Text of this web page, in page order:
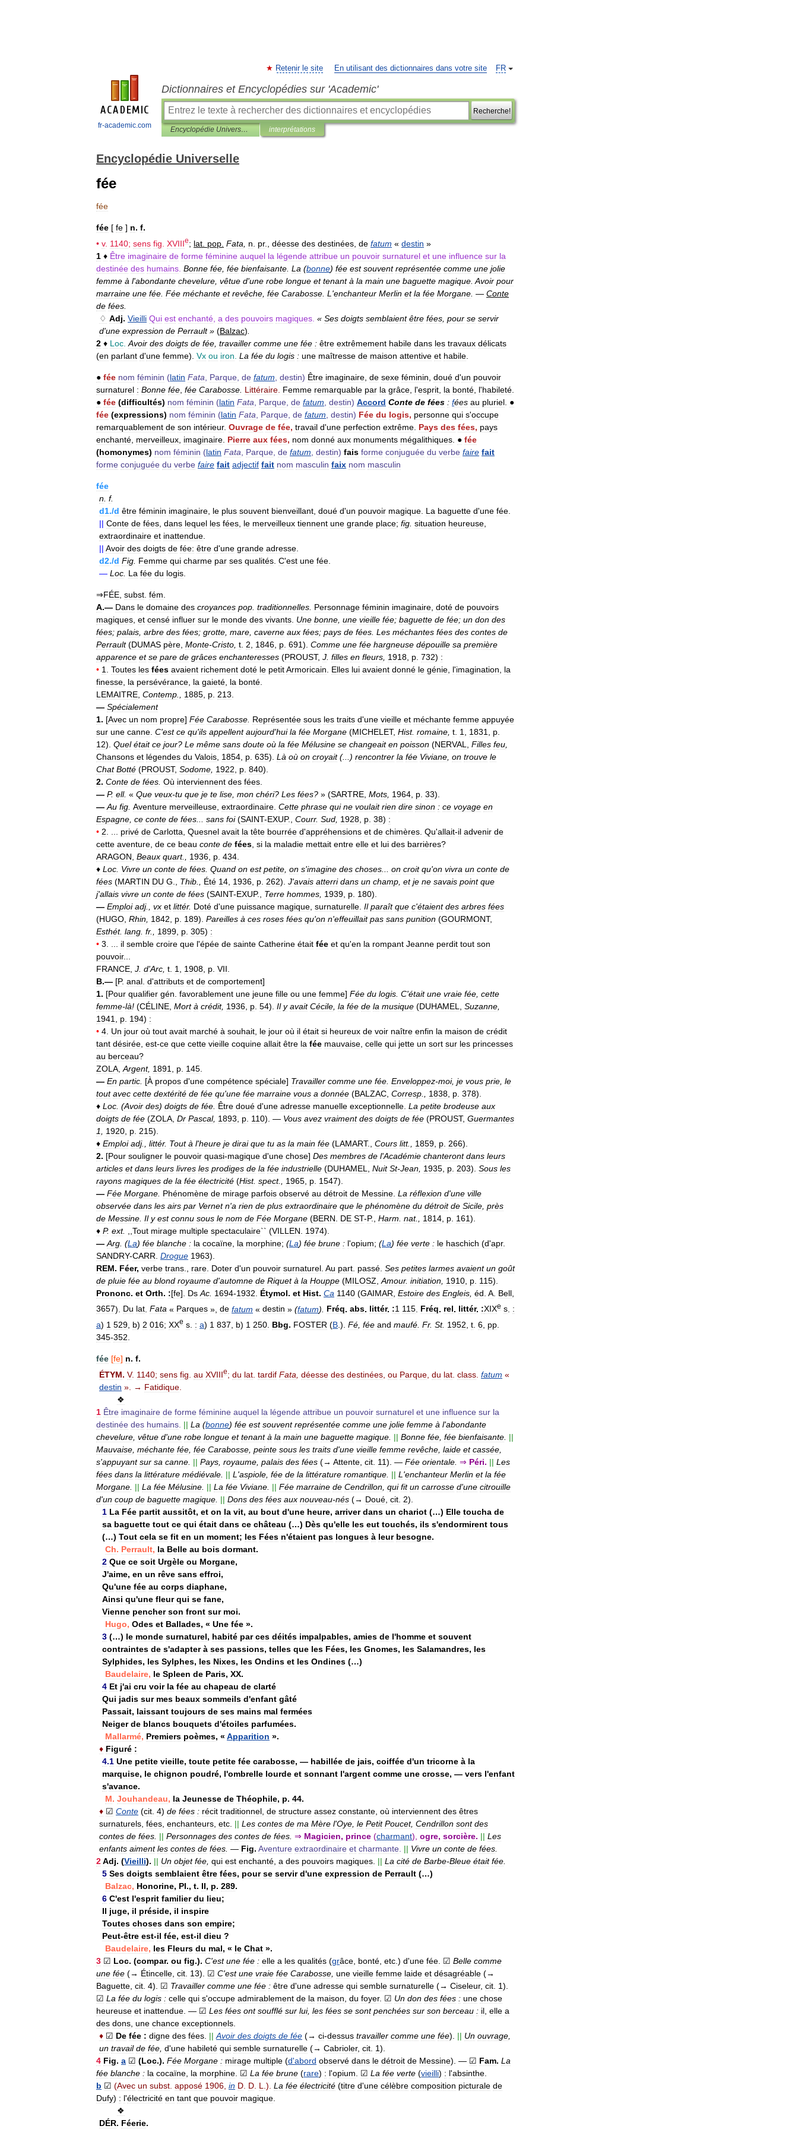
fr-academic.com
FR
Retenir le site En utilisant des dictionnaires dans votre site
Dictionnaires et Encyclopédies sur 'Academic'
Recherche!
Encyclopédie Universelle interprétations
Encyclopédie Universelle
fée
fée
fée [ fe ] n. f.
• v. 1140; sens fig XVIIIe; lat pop Fata n pr., déesse des destinées de fatum « destin »
1 ♦ Être imaginaire de forme féminine auquel la légende attribue un pouvoir surnaturel et une influence sur la
destinée des humains Bonne fée fée bienfaisante La (bonne) fée est souvent représentée comme une jolie
femme à l'abondante chevelure vêtue d'une robe longue et tenant à la main une baguette magique Avoir pour
marraine une fée Fée méchante et revêche fée Carabosse L 'enchanteur Merlin et la fée Morgane — Conte
de fées
♢ Adj. Vieilli Qui est enchanté a des pouvoirs magiques « Ses doigts semblaient être fées pour se servir
d'une expression de Perrault» (Balzac)
2 ♦ Loc Avoir des doigts de fée travailler comme une fée : être extrêmement habile dans les travaux délicats
(en parlant d'une femme). Vx ou iron La fée du logis : une maîtresse de maison attentive et habile
● fée nom féminin (latin Fata Parque de fatum destin) Être imaginaire de sexe féminin doué d'un pouvoir
surnaturel : Bonne fée fée Carabosse Littéraire Femme remarquable par la grâce l'esprit la bonté l'habileté
● fée (difficultés) nom féminin (latin Fata Parque de fatum destin) Accord Conte de fées : fées au pluriel ●
fée (expressions) nom féminin (latin Fata Parque de fatum destin) Fée du logis, personne qui s'occupe
remarquablement de son intérieur. Ouvrage de fée, travail d'une perfection extrême Pays des fées, pays
enchanté merveilleux imaginaire Pierre aux fées, nom donné aux monuments mégalithiques ● fée
(homonymes) nom féminin (latin Fata Parque de fatum destin) fais forme conjuguée du verbe faire fait
forme conjuguée du verbe faire fait adjectif fait nom masculin faix nom masculin
fée
n f.
d1./d être féminin imaginaire le plus souvent bienveillant doué d'un pouvoir magique La baguette d'une fée
|| Conte de fées dans lequel les fées le merveilleux tiennent une grande place; fig situation heureuse
extraordinaire et inattendue
|| Avoir des doigts de fée: être d'une grande adresse
d2./d Fig Femme qui charme par ses qualités C'est une fée
— Loc La fée du logis
⇒FÉE subst fém
A.— Dans le domaine des croyances pop traditionnelles Personnage féminin imaginaire doté de pouvoirs
magiques et censé influer sur le monde des vivants Une bonne une vieille fée; baguette de fée; un don des
fées; palais arbre des fées; grotte mare caverne aux fées; pays de fées Les méchantes fées des contes de
Perrault(DUMAS père Monte-Cristo t 2 1846 p 691). Comme une fée hargneuse dépouille sa première
apparence et se pare de grâces enchanteresses (PROUST, J filles en fleurs 1918 p 732) :
• 1 Toutes les fées avaient richement doté le petitArmoricain Elles lui avaient donné le génie l'imagination
la
finesse la persévérance la gaieté la bonté
LEMAITRE Contemp 1885 p 213
— Spécialement
1. [Avec un nom propre] Fée Carabosse Représentée sous les traits d'une vieille et méchante femme appuyée
sur une canne C'est ce qu'ils appellent aujourd'hui la fée Morgane (MICHELET, Hist. romaine t 1 1831 p
12). Quel était ce jour? Le même sans doute où la fée Mélusine se changeait en poisson (NERVAL Filles feu
Chansons et légendes du Valois 1854 p 635). Là où on croyait(...) rencontrer la fée Viviane on trouve le
Chat Botté (PROUST, Sodome 1922 p 840).
2. Conte de fées Où interviennent des fées
— P. ell. « Que veux-tu que je te lise mon chéri? Les fées? » (SARTRE Mots 1964 p 33).
— Au fig Aventure merveilleuse extraordinaire Cette phrase qui ne voulait rien dire sinon : ce voyage en
Espagne ce conte de fées sans foi(SAINT-EXUP., Courr. Sud 1928 p 38) :
• 2 privé de Carlotta Quesnel avait la tête bourrée d'appréhensions et de chimères Qu'allait-il advenir de
cette aventure de ce beau conte de fées si la maladie mettait entre elle et lui des barrières?
ARAGON Beaux quart., 1936 p 434
♦ Loc Vivre un conte de fées Quand on est petite on s'imagine des choses on croit qu'on vivra un conte de
fées (MARTIN DU G Thib Été 14 1936 p 262). J'avais atterri dans un champ et je ne savais point que
j'allais vivre un conte de fées (SAINT-EXUP., Terre hommes 1939 p 180).
— Emploi adj., vx et littér. Doté d'une puissance magique surnaturelle Il paraît que c'étaient des arbres fées
(HUGO Rhin 1842 p 189). Pareilles à ces roses fées qu'on n'effeuillait pas sans punition (GOURMONT,
Esthét. lang fr., 1899 p 305) :
• 3 il semble croire que l'épée de sainte Catherine était fée et qu'en la rompant Jeanne perdit tout son
pouvoir...
FRANCE J d'Arc t 1 1908 p VII
B.— [P. anal d'attributs et de comportement]
1. [Pour qualifier gén favorablement une jeune fille ou une femme] Fée du logis C'était une vraie fée cette
femme-là! (CÉLINE Mort à crédit, 1936 p 54). Il y avait Cécile la fée de la musique (DUHAMEL Suzanne
1941
p 194) :
• 4 Un jour où tout avait marché à souhait le jour où il était si heureux de voir naître enfin la maison de crédit
tant désirée est-ce que cette vieille coquine allait être la fée mauvaise celle qui jette un sort sur les princesses
au berceau?
ZOLA Argent, 1891 p 145
— En partic [À propos d'une compétence spéciale] Travailler comme une fée Enveloppez-moi, je vous prie le
tout avec cette dextérité de fée qu'une fée marraine vous a donnée (BALZAC Corresp 1838 p 378).
♦ Loc (Avoir des) doigts de fée Être doué d'une adresse manuelle exceptionnelle La petite brodeuse aux
doigts de fée (ZOLA Dr Pascal, 1893 p 110). — Vous avez vraiment des doigts de fée (PROUST, Guermantes
1
1920 p 215).
♦ Emploi adj., littér. Tout à l'heure je dirai que tu as la main fée (LAMART., Cours litt., 1859 p 266).
2. [Pour souligner le pouvoir quasi-magique d'une chose] Des membres de l'Académie chanteront dans leurs
articles et dans leurs livres les prodiges de la fée industrielle (DUHAMEL Nuit St-Jean 1935 p 203). Sous les
rayons magiques de la fée électricité (Hist. spect., 1965 p 1547).
— Fée Morgane Phénomène de mirage parfois observé au détroit de Messine La réflexion d'une ville
observée dans les airs par Vernet n'a rien de plus extraordinaire que le phénomène du détroit de Sicile près
de Messine Il y est connu sous le nom de Fée Morgane (BERN DE ST-P., Harm nat., 1814 p 161).
♦ P. ext. Tout mirage multiple spectaculaire`` (VILLEN 1974).
— Arg (La) fée blanche : la cocaïne la morphine; (La) fée brune : l'opium; (La) fée verte : le haschich (d'apr.
SANDRY-CARR Drogue 1963).
REM. Féer, verbe trans rare Doter d'un pouvoir surnaturel Au part passé Ses petites larmes avaient un goût
de pluie fée au blond royaume d'automne de Riquet à la Houppe (MILOSZ Amour. initiation 1910 p 115).
Prononc. et Orth. :[fe]. Ds Ac 1694-1932 Étymol. et Hist. Ca 1140 (GAIMAR Estoire des Engleis éd A Bell
3657). Du lat Fata « Parques », de fatum « destin » (fatum). Fréq. abs. littér. :1 115 Fréq. rel. littér. :XIXe s :
a) 1 529 b) 2 016; XXe s : a) 1 837 b) 1 250 Bbg. FOSTER (B .). Fé fée and maufé Fr. St. 1952 t 6 pp
345-352
fée [fe] n. f.
ÉTYM. V. 1140; sens fig au XVIIIe; du lat tardif Fata déesse des destinées ou Parque du lat class fatum «
destin ». → Fatidique
❖
1 Être imaginaire de forme féminine auquel la légende attribue un pouvoir surnaturel et une influence sur la
destinée des humains || La (bonne) fée est souvent représentée comme une jolie femme à l'abondante
chevelure vêtue d'une robe longue et tenant à la main une baguette magique || Bonne fée fée bienfaisante ||
Mauvaise méchante fée fée Carabosse peinte sous les traits d'une vieille femme revêche laide et cassée
s'appuyant sur sa canne || Pays royaume palais des fées (→ Attente cit 11). — Fée orientale ⇒ Péri. || Les
fées dans la littérature médiévale || L 'aspiole fée de la littérature romantique || L 'enchanteur Merlin et la fée
Morgane || La fée Mélusine || La fée Viviane || Fée marraine de Cendrillon qui fit un carrosse d'une citrouille
d'un coup de baguette magique || Dons des fées aux nouveau-nés (→ Doué cit 2).
1 La Fée partit aussitôt, et on la vit, au bout d'une heure, arriver dans un chariot (…) Elle toucha de
sa baguette tout ce qui était dans ce château (…) Dès qu'elle les eut touchés, ils s'endormirent tous
(…) Tout cela se fit en un moment; les Fées n'étaient pas longues à leur besogne.
Ch. Perrault, la Belle au bois dormant.
2 Que ce soit Urgèle ou Morgane,
J'aime, en un rêve sans effroi,
Qu'une fée au corps diaphane,
Ainsi qu'une fleur qui se fane,
Vienne pencher son front sur moi.
Hugo, Odes et Ballades, « Une fée ».
3 (…) le monde surnaturel, habité par ces déités impalpables, amies de l'homme et souvent
contraintes de s'adapter à ses passions, telles que les Fées, les Gnomes, les Salamandres, les
Sylphides, les Sylphes, les Nixes, les Ondins et les Ondines (…)
Baudelaire, le Spleen de Paris, XX.
4 Et j'ai cru voir la fée au chapeau de clarté
Qui jadis sur mes beaux sommeils d'enfant gâté
Passait, laissant toujours de ses mains mal fermées
Neiger de blancs bouquets d'étoiles parfumées.
Mallarmé, Premiers poèmes, « Apparition ».
♦ Figuré :
4.1 Une petite vieille, toute petite fée carabosse, — habillée de jais, coiffée d'un tricorne à la
marquise, le chignon poudré, l'ombrelle lourde et sonnant l'argent comme une crosse, — vers l'enfant
s'avance.
M. Jouhandeau, la Jeunesse de Théophile, p. 44.
♦ ☑ Conte (cit 4) de fées : récit traditionnel de structure assez constante où interviennent des êtres
surnaturels fées enchanteurs etc || Les contes de ma Mère l'Oye le Petit Poucet, Cendrillon sont des
contes de fées || Personnages des contes de fées ⇒ Magicien, prince (charmant), ogre, sorcière. || Les
enfants aiment les contes de fées — Fig. Aventure extraordinaire et charmante || Vivre un conte de fées
2Adj. (Vieilli). || Un objet fée qui est enchanté a des pouvoirs magiques || La cité de Barbe-Bleue était fée
5 Ses doigts semblaient être fées, pour se servir d'une expression de Perrault (…)
Balzac, Honorine, Pl., t. II, p. 289.
6 C'est l'esprit familier du lieu;
Il juge, il préside, il inspire
Toutes choses dans son empire;
Peut-être est-il fée, est-il dieu ?
Baudelaire, les Fleurs du mal, « le Chat ».
3 ☑ Loc. (compar. ou fig.). C'est une fée : elle a les qualités (grâce bonté etc .) d'une fée ☑ Belle comme
une fée (→ Étincelle cit 13). ☑ C'est une vraie fée Carabosse une vieille femme laide et désagréable (→
Baguette cit 4). ☑ Travailler comme une fée : être d'une adresse qui semble surnaturelle (→ Ciseleur, cit 1).
☑ La fée du logis : celle qui s'occupe admirablement de la maison du foyer. ☑ Un don des fées : une chose
heureuse et inattendue — ☑ Les fées ont soufflé sur lui, les fées se sont penchées sur son berceau : il elle a
des dons une chance exceptionnels
♦ ☑ De fée : digne des fées || Avoir des doigts de fée (→ ci-dessus travailler comme une fée). || Un ouvrage
un travail de fée d'une habileté qui semble surnaturelle (→ Cabrioler, cit 1).
4 Fig. a ☑ (Loc.). Fée Morgane : mirage multiple (d'abord observé dans le détroit de Messine). — ☑ Fam. La
fée blanche : la cocaïne la morphine ☑ La fée brune (rare) : l'opium ☑ La fée verte (vieilli) : l'absinthe
b ☑ (Avec un subst apposé 1906 in D D L .). La fée électricité (titre d'une célèbre composition picturale de
Dufy) : l'électricité en tant que pouvoir magique
❖
DÉR. Féerie.